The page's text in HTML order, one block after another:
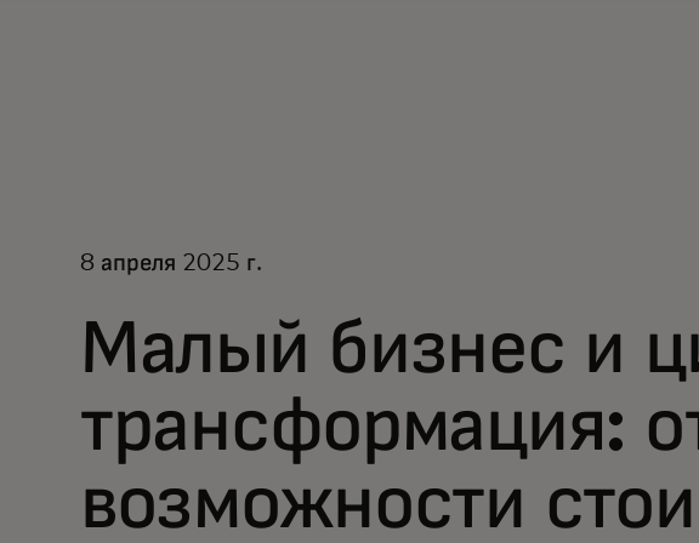
8 апреля 2025 г.
Малый бизнес и
трансформация:
возможности